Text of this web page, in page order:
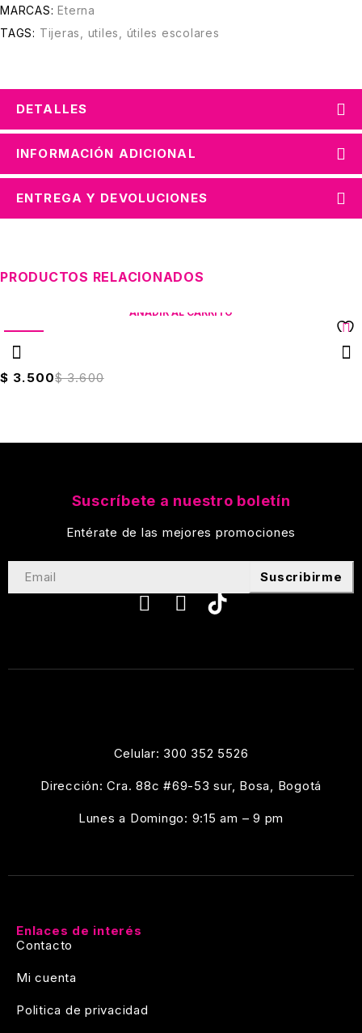
MARCAS: Eterna
TAGS: Tijeras utiles útiles escolares
DETALLES
INFORMACIÓN ADICIONAL
ENTREGA Y DEVOLUCIONES
PRODUCTOS RELACIONADOS
AÑADIR AL CARRITO
Cinta De Enmascarar Soco 24mmX20mts
$3.600
$ 3.500
Celular: 300 352 5526
Dirección: Cra. 88c #69-53 sur, Bosa, Bogotá
Lunes a Domingo: 9:15 am – 9 pm
Enlaces de interés
Contacto
Mi cuenta
Politica de privacidad
Suscríbete a nuestro boletín
Entérate de las mejores promociones
Suscribirme